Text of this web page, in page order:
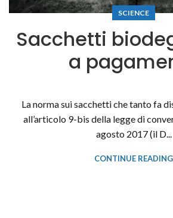
SCIENCE
Sacchetti
a
La norma sui sacchetti che tanto fa
all’articolo 9-bis della legge di
agosto 2017 (il D...
CONTINUE READING